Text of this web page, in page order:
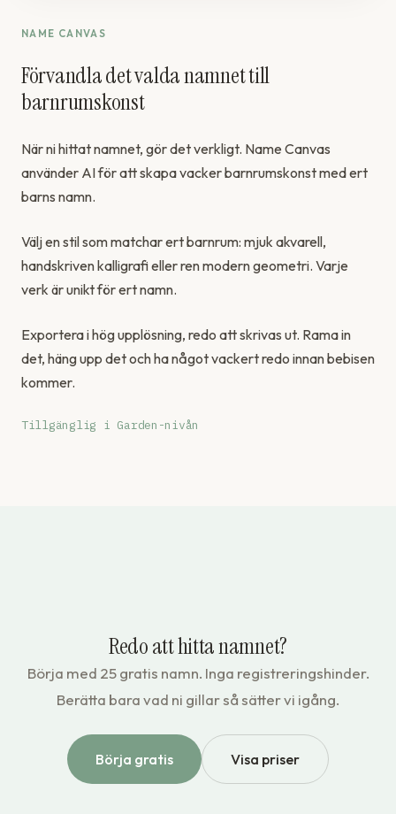
NAME CANVAS
Förvandla det valda namnet till
barnrumskonst
När ni hittat namnet, gör det verkligt. Name Canvas
använder AI för att skapa vacker barnrumskonst med ert
barns namn.
Välj en stil som matchar ert barnrum: mjuk akvarell,
handskriven kalligrafi eller ren modern geometri. Varje
verk är unikt för ert namn.
Exportera i hög upplösning, redo att skrivas ut. Rama in
det, häng upp det och ha något vackert redo innan bebisen
kommer.
Tillgänglig i Garden-nivån
Redo att hitta namnet?
Börja med 25 gratis namn. Inga registreringshinder.
Berätta bara vad ni gillar så sätter vi igång.
Börja gratis Visa priser